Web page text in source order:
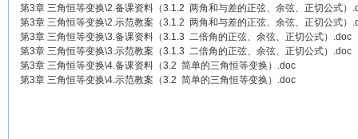
第3章 三角恒等变换\2.备课资料（3.1.2 两角和与差的正弦、余弦、正切公式）
第3章 三角恒等变换\2.示范教案（3.1.2 两角和与差的正弦、余弦、正切公式）
第3章 三角恒等变换\3.备课资料（3.1.3 二倍角的正弦、余弦、正切公式）.doc
第3章 三角恒等变换\3.示范教案（3.1.3 二倍角的正弦、余弦、正切公式）.doc
第3章 三角恒等变换\4.备课资料（3.2 简单的三角恒等变换）.doc
第3章 三角恒等变换\4.示范教案（3.2 简单的三角恒等变换）.doc